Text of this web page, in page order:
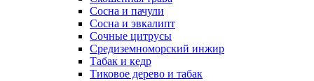
Сосна и пачули
Сосна и эвкалипт
Сочные цитрусы
Средиземноморский инжир
Табак и кедр
Тиковое дерево и табак